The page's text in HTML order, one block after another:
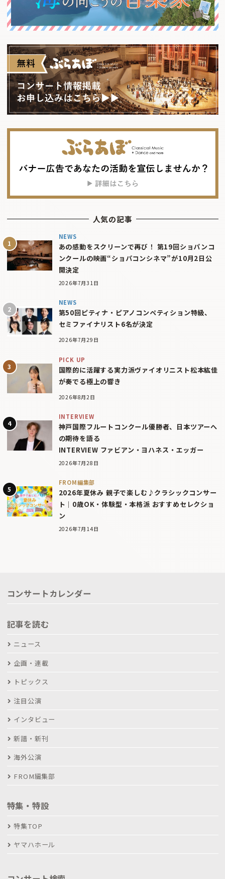
人気の記事
NEWS
あの感動をスクリーンで再び！ 第19回ショパンコ
ンクールの映画“ショパコンシネマ”が10月2日公
開決定
2026年7月31日
NEWS
第50回ピティナ・ピアノコンペティション特級、
セミファイナリスト6名が決定
2026年7月29日
PICK UP
国際的に活躍する実力派ヴァイオリニスト松本紘佳
が奏でる極上の響き
2026年8月2日
INTERVIEW
神戸国際フルートコンクール優勝者、日本ツアーへ
の期待を語る
INTERVIEW ファビアン・ヨハネス・エッガー
2026年7月28日
FROM編集部
2026年夏休み 親子で楽しむ♪クラシックコンサー
ト｜0歳OK・体験型・本格派 おすすめセレクショ
ン
2026年7月14日
コンサートカレンダー
記事を読む
ニュース
企画・連載
トピックス
注目公演
インタビュー
新譜・新刊
海外公演
FROM編集部
特集・特設
特集TOP
ヤマハホール